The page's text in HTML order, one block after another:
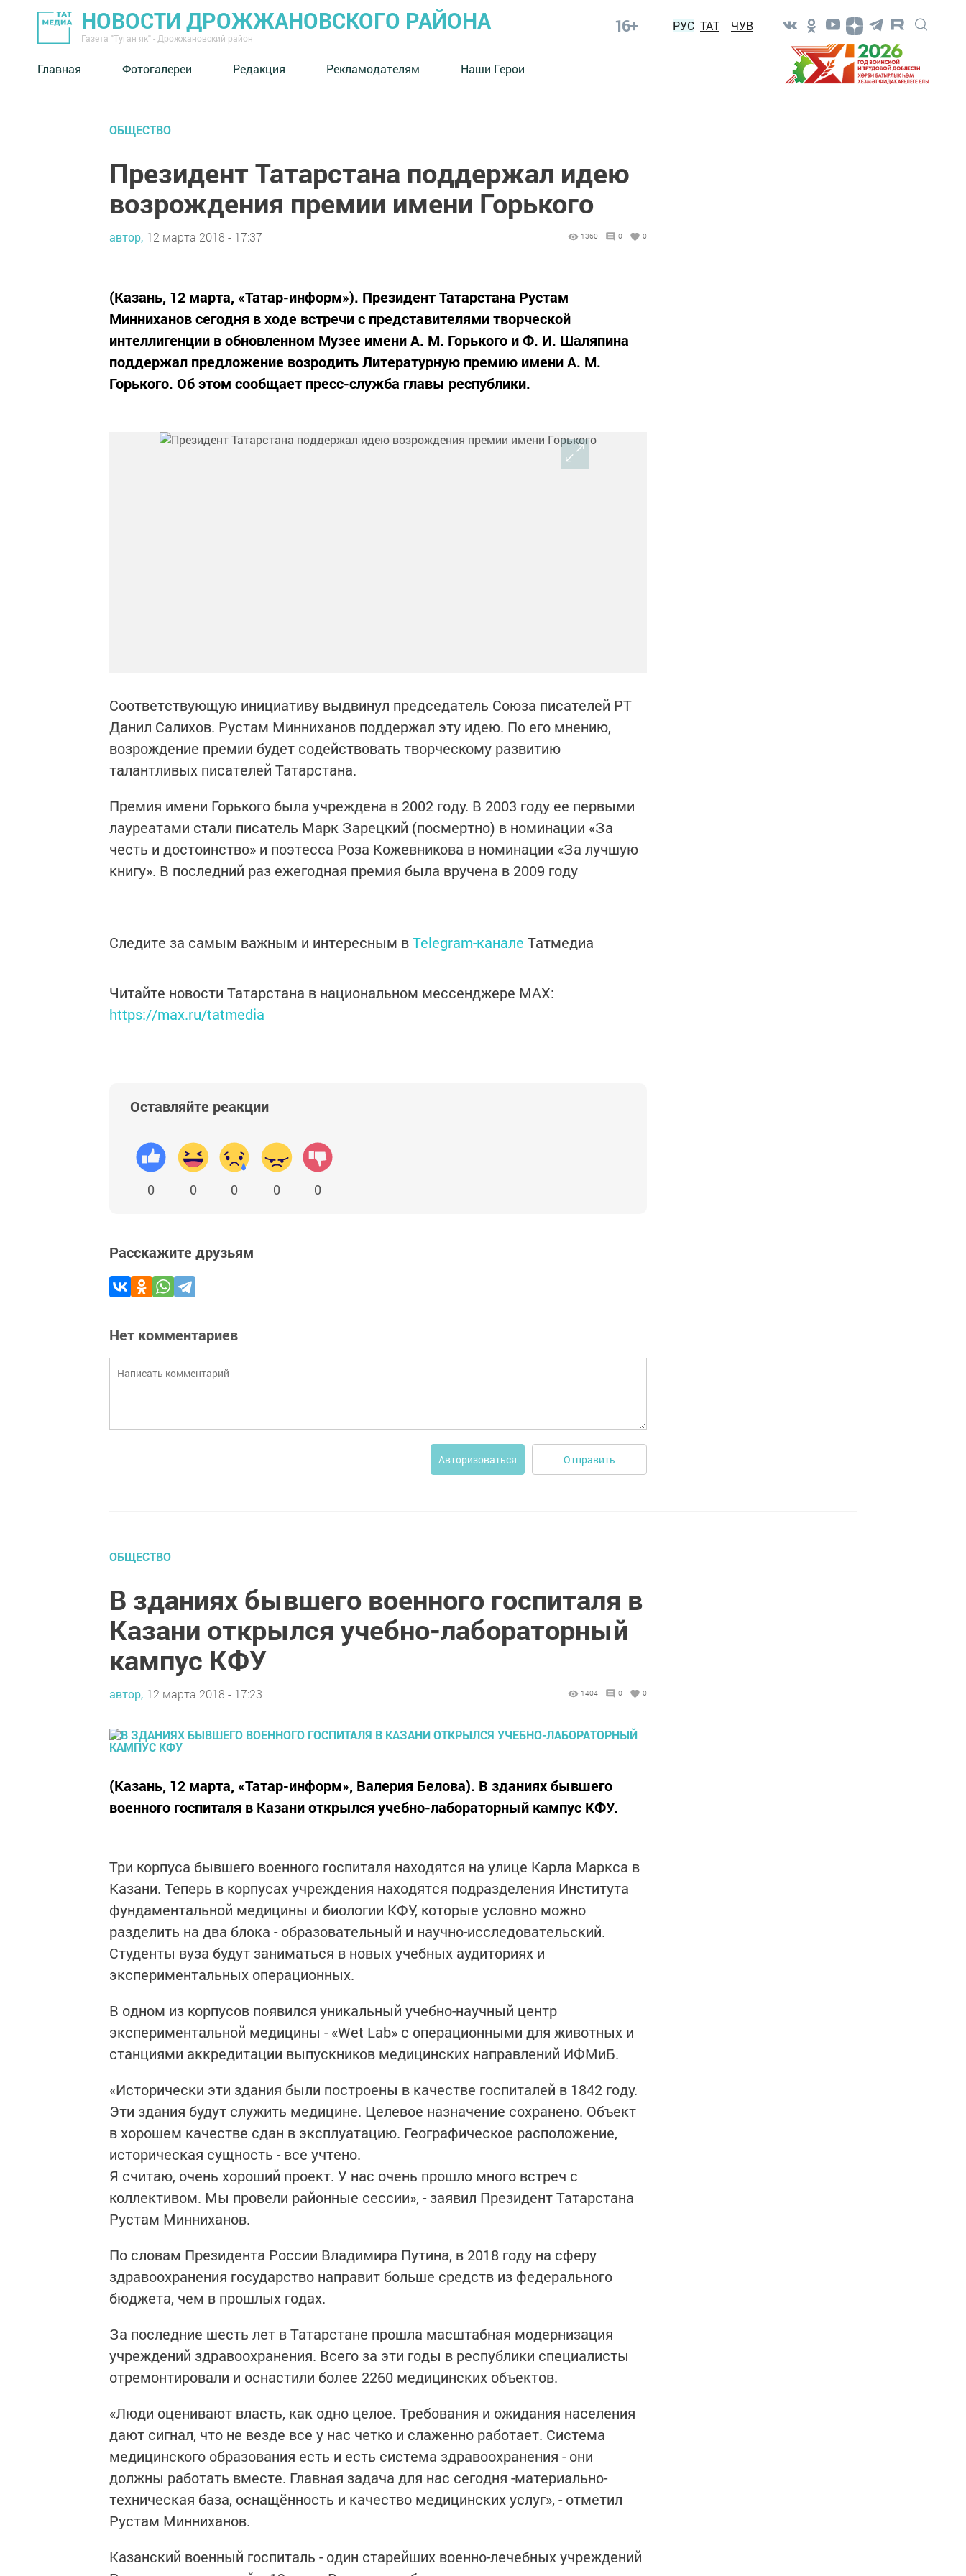
НОВОСТИ ДРОЖЖАНОВСКОГО РАЙОНА
Газета "Туган як" - Дрожжановский район
16+ РУС ТАТ ЧУВ
Главная Фотогалереи Редакция Рекламодателям Наши Герои
ОБЩЕСТВО
Президент Татарстана поддержал идею
возрождения премии имени Горького
автор, 12 марта 2018 - 17:37 1360 0 0
(Казань, 12 марта, «Татар-информ»). Президент Татарстана Рустам
Минниханов сегодня в ходе встречи с представителями творческой
интеллигенции в обновленном Музее имени А. М. Горького и Ф. И. Шаляпина
поддержал предложение возродить Литературную премию имени А. М.
Горького. Об этом сообщает пресс-служба главы республики.
Соответствующую инициативу выдвинул председатель Союза писателей РТ
Данил Салихов. Рустам Минниханов поддержал эту идею. По его мнению,
возрождение премии будет содействовать творческому развитию
талантливых писателей Татарстана.
Премия имени Горького была учреждена в 2002 году. В 2003 году ее первыми
лауреатами стали писатель Марк Зарецкий (посмертно) в номинации «За
честь и достоинство» и поэтесса Роза Кожевникова в номинации «За лучшую
книгу». В последний раз ежегодная премия была вручена в 2009 году
Следите за самым важным и интересным вTelegram-канале Татмедиа
Читайте новости Татарстана в национальном мессенджере MАХ:
https://max.ru/tatmedia
Оставляйте реакции
0 0 0 0 0
Расскажите друзьям
Нет комментариев
Авторизоваться Отправить
ОБЩЕСТВО
В зданиях бывшего военного госпиталя в
Казани открылся учебно-лабораторный
кампус КФУ
автор, 12 марта 2018 - 17:23 1404 0 0
(Казань, 12 марта, «Татар-информ», Валерия Белова). В зданиях бывшего
военного госпиталя в Казани открылся учебно-лабораторный кампус КФУ.
Три корпуса бывшего военного госпиталя находятся на улице Карла Маркса в
Казани. Теперь в корпусах учреждения находятся подразделения Института
фундаментальной медицины и биологии КФУ, которые условно можно
разделить на два блока - образовательный и научно-исследовательский.
Студенты вуза будут заниматься в новых учебных аудиториях и
экспериментальных операционных.
В одном из корпусов появился уникальный учебно-научный центр
экспериментальной медицины - «Wet Lab» с операционными для животных и
станциями аккредитации выпускников медицинских направлений ИФМиБ.
«Исторически эти здания были построены в качестве госпиталей в 1842 году.
Эти здания будут служить медицине. Целевое назначение сохранено. Объект
в хорошем качестве сдан в эксплуатацию. Географическое расположение,
историческая сущность - все учтено.
Я считаю, очень хороший проект. У нас очень прошло много встреч с
коллективом. Мы провели районные сессии», - заявил Президент Татарстана
Рустам Минниханов.
По словам Президента России Владимира Путина, в 2018 году на сферу
здравоохранения государство направит больше средств из федерального
бюджета, чем в прошлых годах.
За последние шесть лет в Татарстане прошла масштабная модернизация
учреждений здравоохранения. Всего за эти годы в республики специалисты
отремонтировали и оснастили более 2260 медицинских объектов.
«Люди оценивают власть, как одно целое. Требования и ожидания населения
дают сигнал, что не везде все у нас четко и слаженно работает. Система
медицинского образования есть и есть система здравоохранения - они
должны работать вместе. Главная задача для нас сегодня -материально-
техническая база, оснащённость и качество медицинских услуг», - отметил
Рустам Минниханов.
Казанский военный госпиталь - один старейших военно-лечебных учреждений